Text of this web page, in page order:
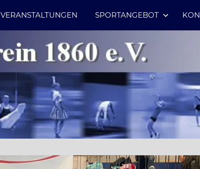
VERANSTALTUNGEN SPORTANGEBOT